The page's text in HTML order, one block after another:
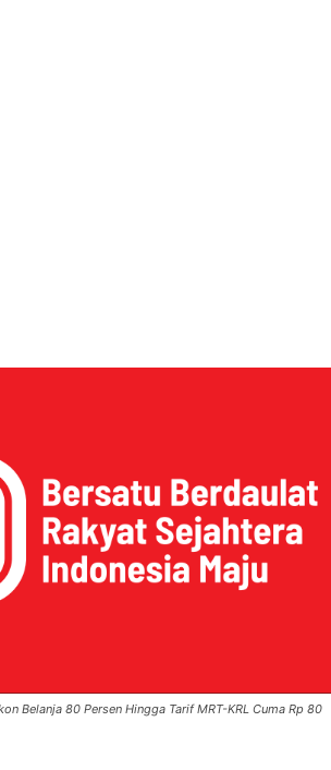
Belanja 80 Persen Hingga Tarif MRT-KRL Cuma Rp 80